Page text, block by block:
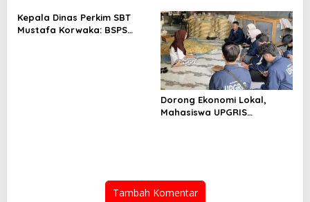
Kesehatan Rakyat, Kami
Hadir Selesaikan Masalah
Disorot: Kepsek Enggan
Konfirmasi, Kasus Siap
Dilanjut ke Jalur Hukum
Kepala Dinas Perkim SBT
Mustafa Korwaka: BSPS
Dorong Ekonomi Lokal,
Mahasiswa UPGRIS
Tambah Komentar